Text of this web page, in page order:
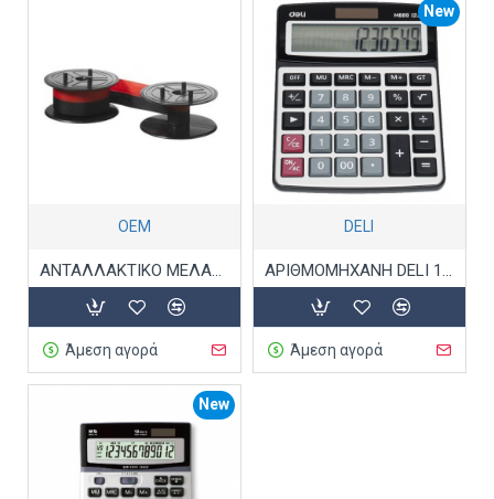
ΟΕΜ
ΑΝΤΑΛΛΑΚΤΙΚΟ ΜΕΛΑΝΙ ΑΡΙΘΜΟΜΗΧΑΝΗΣ CASIO DR-320
Άμεση αγορά
New
DELI
ΑΡΙΘΜΟΜΗΧΑΝΗ DELI 12Ψ ΕΜ889
Άμεση αγορά
New